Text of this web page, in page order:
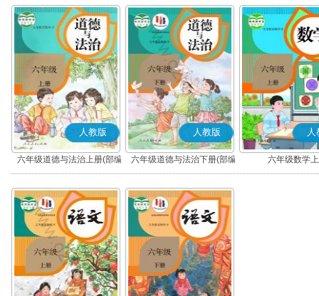
人教版
六年级道德与法治上册(部编
版)
人教版
六年级道德与法治下册(部编
版)
人
六年级数学